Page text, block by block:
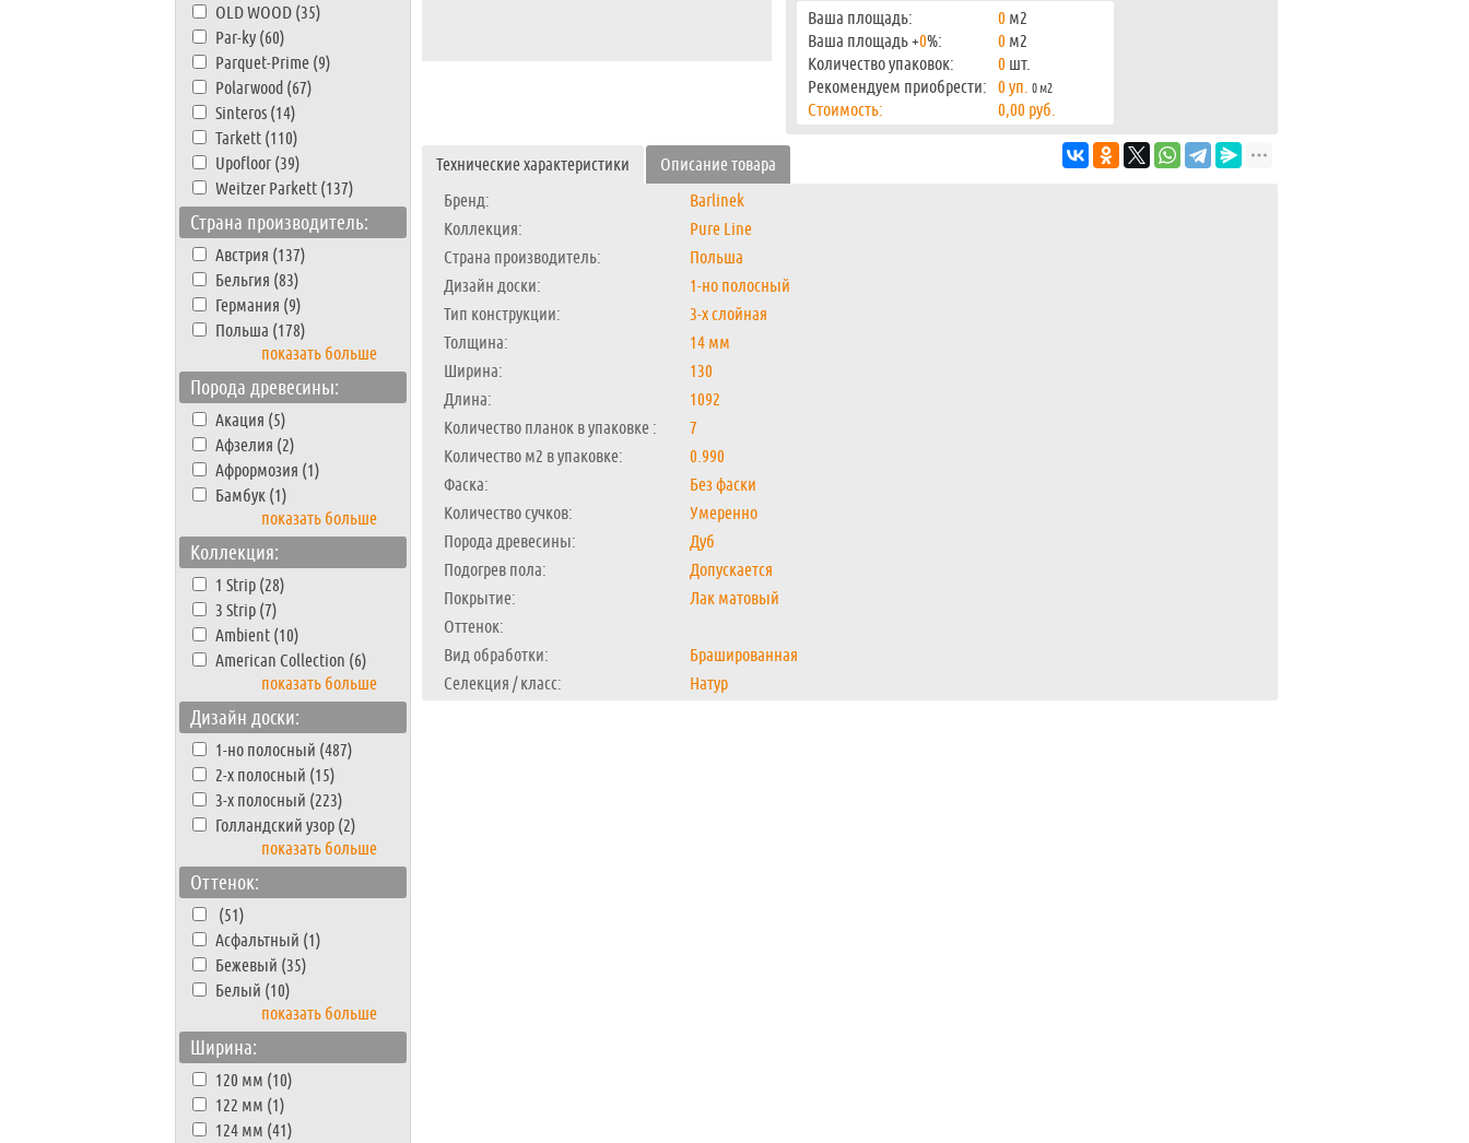
OLD WOOD (35)
Par-ky (60)
Parquet-Prime (9)
Polarwood (67)
Sinteros (14)
Tarkett (110)
Upofloor (39)
Weitzer Parkett (137)
Страна производитель:
Австрия (137)
Бельгия (83)
Германия (9)
Польша (178)
показать больше
Порода древесины:
Акация (5)
Афзелия (2)
Афрормозия (1)
Бамбук (1)
показать больше
Коллекция:
1 Strip (28)
3 Strip (7)
Ambient (10)
American Collection (6)
показать больше
Дизайн доски:
1-но полосный (487)
2-х полосный (15)
3-х полосный (223)
Голландский узор (2)
показать больше
Оттенок:
(51)
Асфальтный (1)
Бежевый (35)
Белый (10)
показать больше
Ширина:
120 мм (10)
122 мм (1)
124 мм (41)
Ваша площадь: 0 м2
Ваша площадь +0%: 0 м2
Количество упаковок:
0 шт.
Рекомендуем приобрести: 0уп. 0м2
Стоимость: 0,00 руб.
Технические характеристики
Описание товара
Бренд:
Barlinek
Коллекция:
Pure Line
Страна производитель:
Польша
Дизайн доски:
1-но полосный
Тип конструкции:
3-х слойная
Толщина:
14 мм
Ширина:
130
Длина:
1092
Количество планок в упаковке :
7
Количество м2 в упаковке:
0.990
Фаска:
Без фаски
Количество сучков:
Умеренно
Порода древесины:
Дуб
Подогрев пола:
Допускается
Покрытие:
Лак матовый
Оттенок:
Вид обработки:
Брашированная
Селекция / класс:
Натур